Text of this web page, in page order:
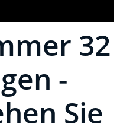
32
-
Sie